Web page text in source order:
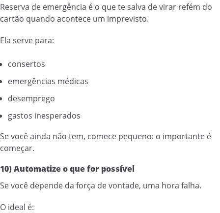
Reserva de emergência é o que te salva de virar refém do
cartão quando acontece um imprevisto.
Ela serve para:
consertos
emergências médicas
desemprego
gastos inesperados
Se você ainda não tem, comece pequeno: o importante é
começar.
10) Automatize o que for possível
Se você depende da força de vontade, uma hora falha.
O ideal é: